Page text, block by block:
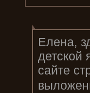
Елена,
детской
сайте